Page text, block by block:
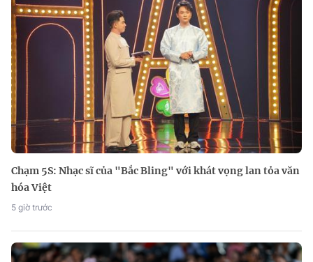
Chạm 5S: Nhạc sĩ của "Bắc Bling" với khát vọng lan tỏa văn
hóa Việt
5 giờ trước